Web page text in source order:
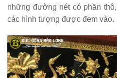
những đường nét có phần
các hình tượng được đem vào.